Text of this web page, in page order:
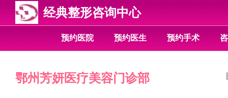
经典整形咨询中心
预约医院 预约医生 预约手术
鄂州芳妍医疗美容门诊部